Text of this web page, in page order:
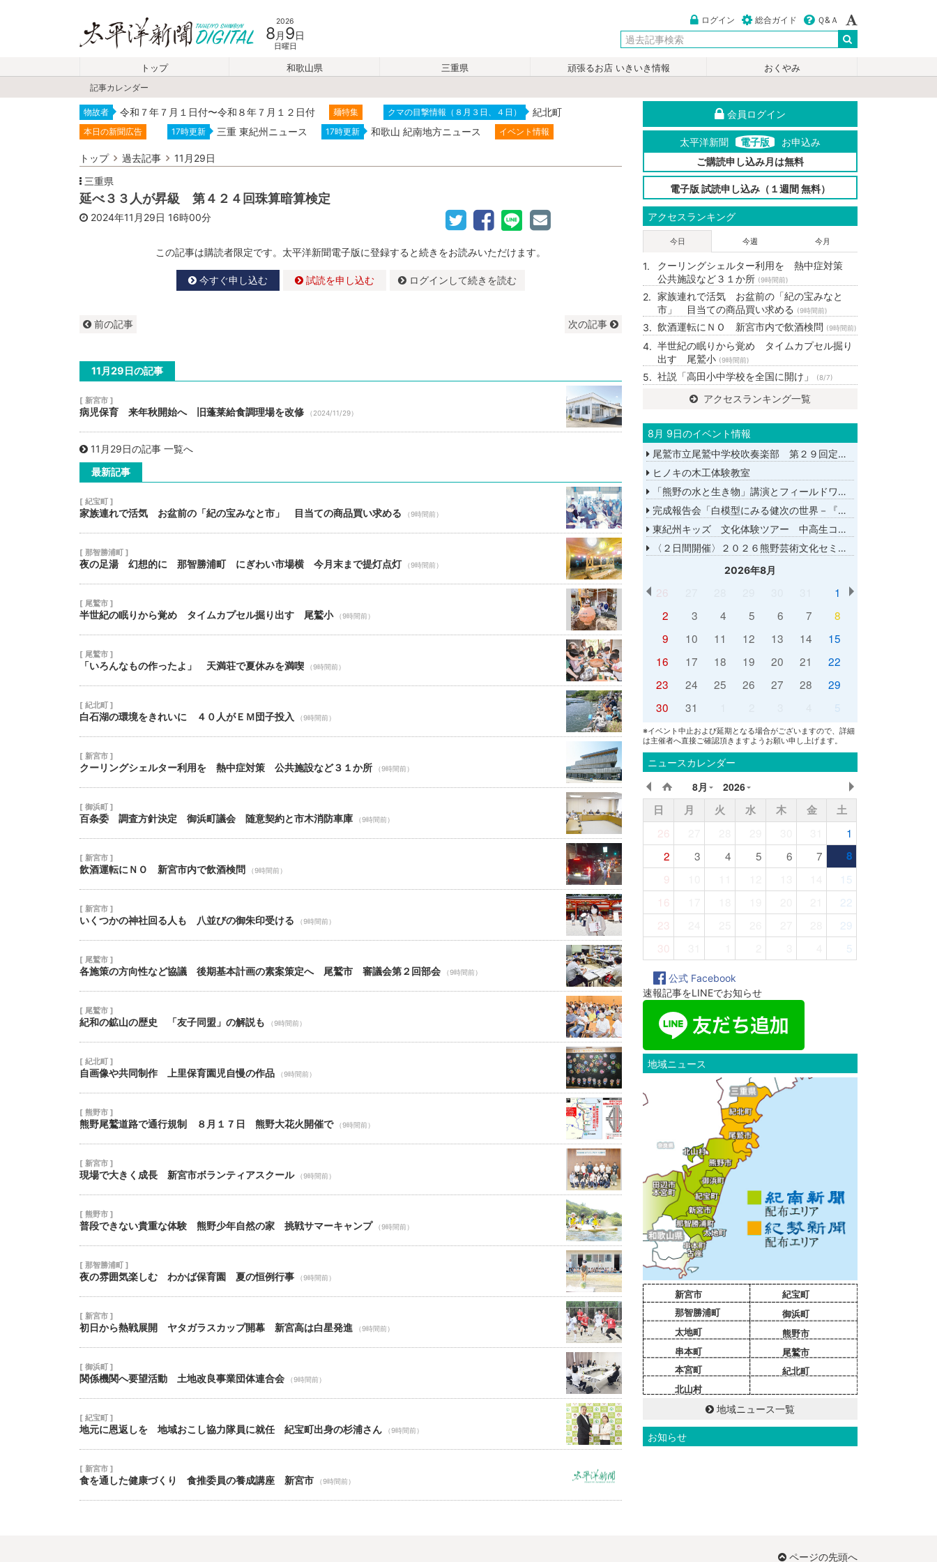
2026
8 月 9日
日曜日
ログイン 総合ガイド Ｑ&Ａ
トップ 和歌山県 三重県 頑張るお店 いきいき情報
おくやみ
記事カレンダー
物故者 令和７年７月１日付〜令和８年７月１２日付 麺特集 クマの目撃情報（８月３日、４日） 紀北町
本日の新聞広告 17時更新 三重 東紀州ニュース 17時更新 和歌山 紀南地方ニュース イベント情報
トップ 過去記事
11月29日
三重県
延べ３３人が昇級 第４２４回珠算暗算検定
2024年11月29日 16時00分
この記事は購読者限定です。太平洋新聞電子版に登録すると続きをお読みいただけます。
今すぐ申し込む 試読を申し込む ログインして続きを読む
前の記事 次の記事
11月29日の記事
[ 新宮市 ]
病児保育 来年秋開始へ 旧蓬莱給食調理場を改修 （2024/11/29）
11月29日の記事 一覧へ
最新記事
[ 紀宝町 ]
家族連れで活気 お盆前の「紀の宝みなと市」 目当ての商品買い求める （9時間前）
[ 那智勝浦町 ]
夜の足湯 幻想的に 那智勝浦町 にぎわい市場横 今月末まで提灯点灯 （9時間前）
[ 尾鷲市 ]
半世紀の眠りから覚め タイムカプセル掘り出す 尾鷲小 （9時間前）
[ 尾鷲市 ]
「いろんなもの作ったよ」 天満荘で夏休みを満喫 （9時間前）
[ 紀北町 ]
白石湖の環境をきれいに ４０人がＥＭ団子投入 （9時間前）
[ 新宮市 ]
クーリングシェルター利用を 熱中症対策 公共施設など３１か所 （9時間前）
[ 御浜町 ]
百条委 調査方針決定 御浜町議会 随意契約と市木消防車庫 （9時間前）
[ 新宮市 ]
飲酒運転にＮＯ 新宮市内で飲酒検問 （9時間前）
[ 新宮市 ]
いくつかの神社回る人も 八並びの御朱印受ける （9時間前）
[ 尾鷲市 ]
各施策の方向性など協議 後期基本計画の素案策定へ 尾鷲市 審議会第２回部会 （9時間前）
[ 尾鷲市 ]
紀和の鉱山の歴史 「友子同盟」の解説も （9時間前）
[ 紀北町 ]
自画像や共同制作 上里保育園児自慢の作品 （9時間前）
[ 熊野市 ]
熊野尾鷲道路で通行規制 ８月１７日 熊野大花火開催で （9時間前）
[ 新宮市 ]
現場で大きく成長 新宮市ボランティアスクール （9時間前）
[ 熊野市 ]
普段できない貴重な体験 熊野少年自然の家 挑戦サマーキャンプ （9時間前）
[ 那智勝浦町 ]
夜の雰囲気楽しむ わかば保育園 夏の恒例行事 （9時間前）
[ 新宮市 ]
初日から熱戦展開 ヤタガラスカップ開幕 新宮高は白星発進 （9時間前）
[ 御浜町 ]
関係機関へ要望活動 土地改良事業団体連合会 （9時間前）
[ 紀宝町 ]
地元に恩返しを 地域おこし協力隊員に就任 紀宝町出身の杉浦さん （9時間前）
[ 新宮市 ]
食を通した健康づくり 食推委員の養成講座 新宮市 （9時間前）
会員ログイン
太平洋新聞 電子版
お申込み
ご購読申し込み月は無料
電子版 試読申し込み（１週間 無料）
アクセスランキング
今日 今週 今月
クーリングシェルター利用を 熱中症対策
公共施設など３１か所 (9時間前)
家族連れで活気 お盆前の「紀の宝みなと
市」 目当ての商品買い求める
(9時間前)
飲酒運転にＮＯ 新宮市内で飲酒検問 (9時間前)
半世紀の眠りから覚め タイムカプセル掘り
出す 尾鷲小 (9時間前)
社説「高田小中学校を全国に開け」 (8/7)
アクセスランキング一覧
8月 9日のイベント情報
尾鷲市立尾鷲中学校吹奏楽部 第２９回定期演奏会
ヒノキの木工体験教室
「熊野の水と生き物」講演とフィールドワーク
完成報告会「白模型にみる健次の世界－『千年の愉楽』『奇蹟』より－」
東紀州キッズ 文化体験ツアー 中高生コース
〈２日間開催〉２０２６熊野芸術文化セミナー
2026年8月
26
1
2
3 4 5 6 7
8
9
10 11 12 13 14
15
16
17 18 19 20 21
22
23
24 25 26 27 28
29
30
31 5
※イベント中止および延期となる場合がございますので、詳細
は主催者へ直接ご確認頂きますようお願い申し上げます。
ニュースカレンダー
8月 2026
日 月 火 水 木 金
土
26
1
2
3 4 5 6 7
8
9
15
16
22
23
29
30
5
公式 Facebook
速報記事をLINEでお知らせ
地域ニュース
新宮市
那智勝浦町
太地町
串本町
本宮町
北山村
紀宝町
御浜町
熊野市
尾鷲市
紀北町
地域ニュース一覧
お知らせ
ページの先頭へ